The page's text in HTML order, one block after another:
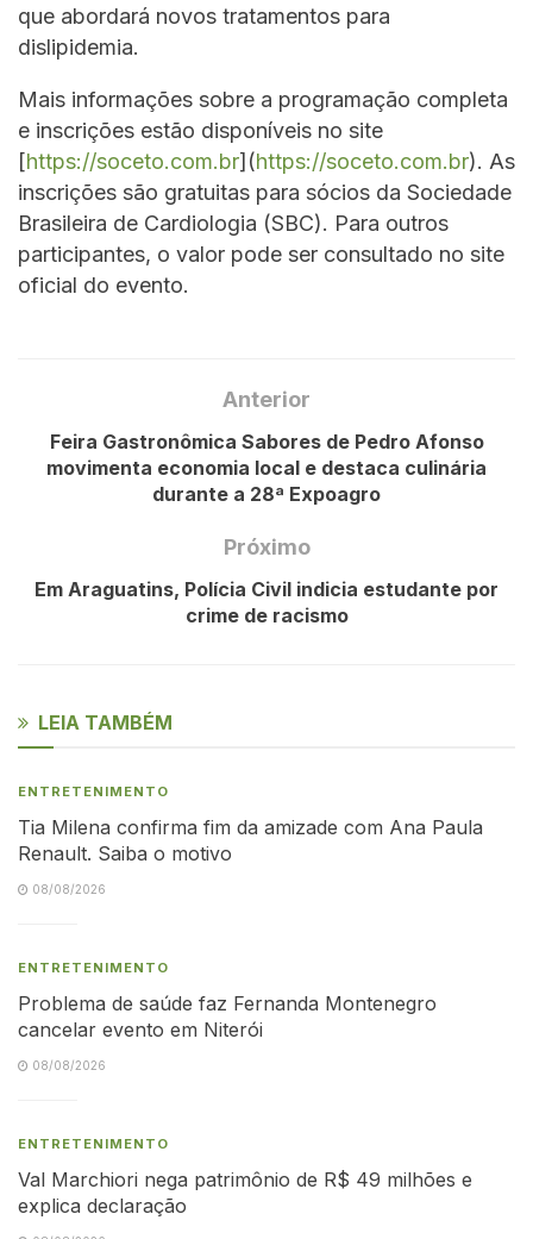
que abordará novos tratamentos para
dislipidemia.
Mais informações sobre a programação completa
e inscrições estão disponíveis no site
[https://soceto.com.br](https://soceto.com.br). As
inscrições são gratuitas para sócios da Sociedade
Brasileira de Cardiologia (SBC). Para outros
participantes, o valor pode ser consultado no site
oficial do evento.
Anterior
Feira Gastronômica Sabores de Pedro Afonso
movimenta economia local e destaca culinária
durante a 28ª Expoagro
Próximo
Em Araguatins, Polícia Civil indicia estudante por
crime de racismo
LEIA TAMBÉM
ENTRETENIMENTO
Tia Milena confirma fim da amizade com Ana Paula
Renault. Saiba o motivo
08/08/2026
ENTRETENIMENTO
Problema de saúde faz Fernanda Montenegro
cancelar evento em Niterói
08/08/2026
ENTRETENIMENTO
Val Marchiori nega patrimônio de R$ 49 milhões e
explica declaração